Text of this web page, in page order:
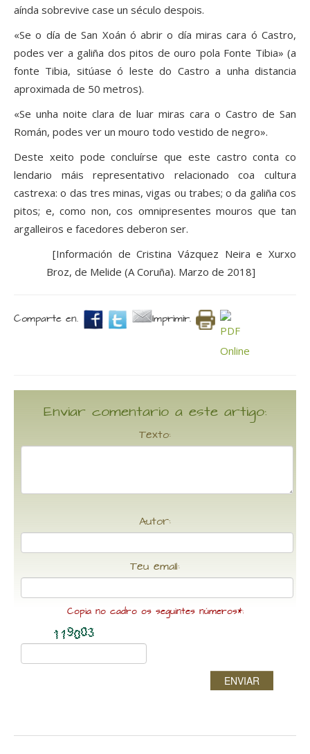
aínda sobrevive case un século despois.
«Se o día de San Xoán ó abrir o día miras cara ó Castro,
podes ver a galiña dos pitos de ouro pola Fonte Tibia» (a
fonte Tibia, sitúase ó leste do Castro a unha distancia
aproximada de 50 metros).
«Se unha noite clara de luar miras cara o Castro de San
Román, podes ver un mouro todo vestido de negro».
Deste xeito pode concluírse que este castro conta co
lendario máis representativo relacionado coa cultura
castrexa: o das tres minas, vigas ou trabes; o da galiña cos
pitos; e, como non, cos omnipresentes mouros que tan
argalleiros e facedores deberon ser.
[Información de Cristina Vázquez Neira e Xurxo
Broz, de Melide (A Coruña). Marzo de 2018]
Comparte en. Imprimir.
Enviar comentario a este artigo:
Texto:
Autor:
Teu email:
Copia no cadro os seguintes números*:
ENVIAR